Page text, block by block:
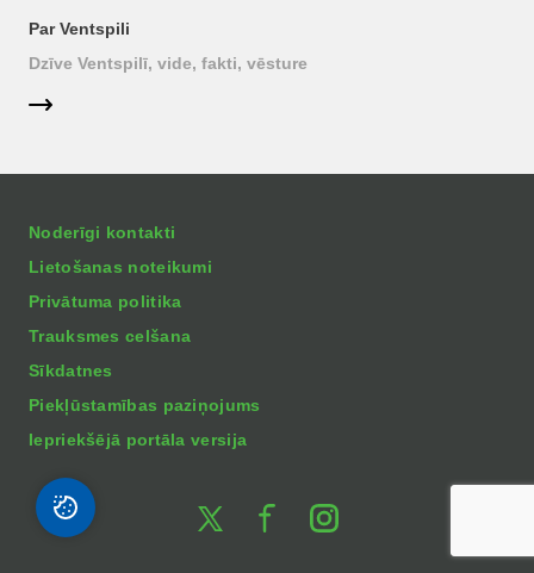
Par Ventspili
Dzīve Ventspilī, vide, fakti, vēsture
Noderīgi kontakti
Lietošanas noteikumi
Privātuma politika
Trauksmes celšana
Sīkdatnes
Piekļūstamības paziņojums
Iepriekšējā portāla versija